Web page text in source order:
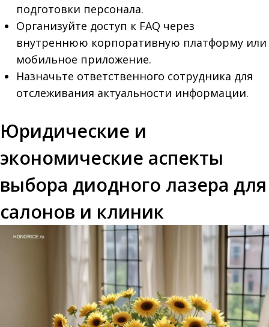
подготовки персонала.
Организуйте доступ к FAQ через
внутреннюю корпоративную платформу или
мобильное приложение.
Назначьте ответственного сотрудника для
отслеживания актуальности информации.
Юридические и
экономические аспекты
выбора диодного лазера для
салонов и клиник